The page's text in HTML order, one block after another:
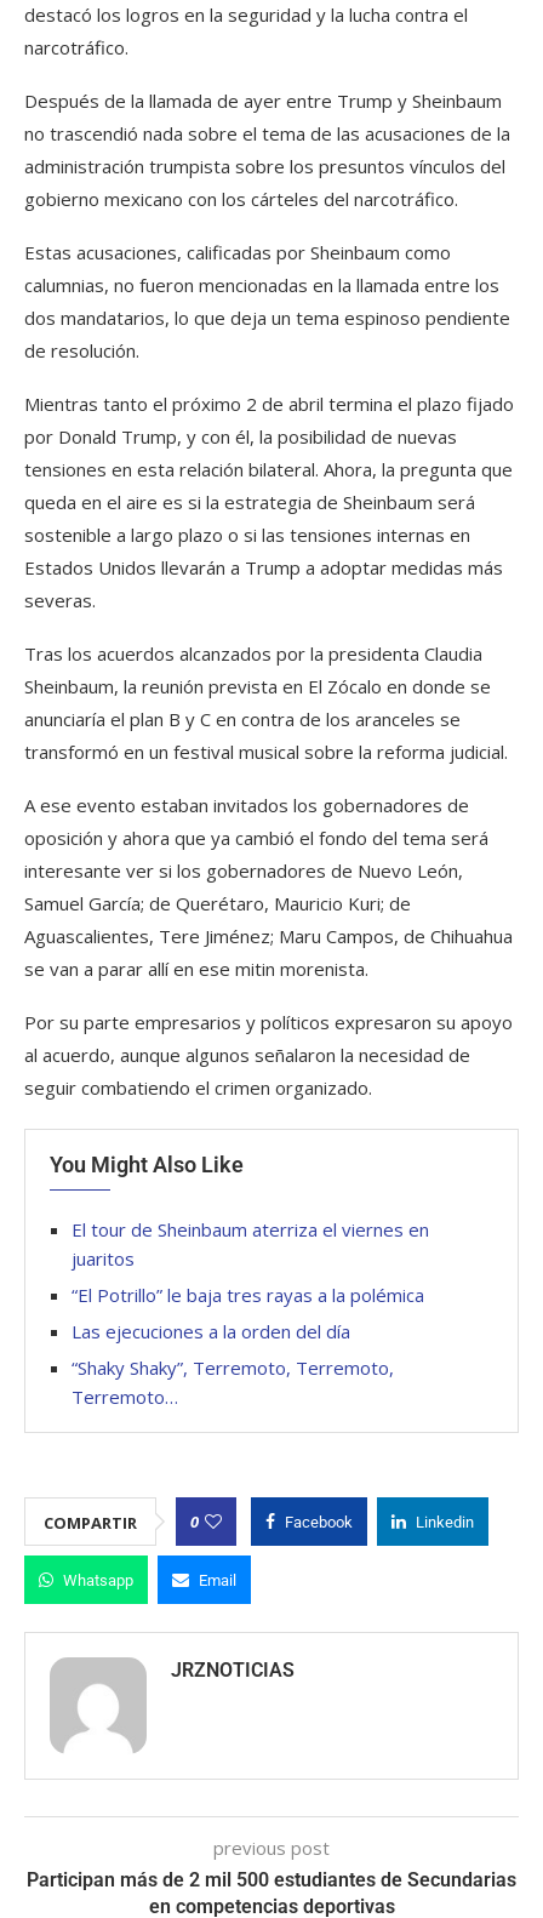
destacó los logros en la seguridad y la lucha contra el
narcotráfico.
Después de la llamada de ayer entre Trump y Sheinbaum
no trascendió nada sobre el tema de las acusaciones de la
administración trumpista sobre los presuntos vínculos del
gobierno mexicano con los cárteles del narcotráfico.
Estas acusaciones, calificadas por Sheinbaum como
calumnias, no fueron mencionadas en la llamada entre los
dos mandatarios, lo que deja un tema espinoso pendiente
de resolución.
Mientras tanto el próximo 2 de abril termina el plazo fijado
por Donald Trump, y con él, la posibilidad de nuevas
tensiones en esta relación bilateral. Ahora, la pregunta que
queda en el aire es si la estrategia de Sheinbaum será
sostenible a largo plazo o si las tensiones internas en
Estados Unidos llevarán a Trump a adoptar medidas más
severas.
Tras los acuerdos alcanzados por la presidenta Claudia
Sheinbaum, la reunión prevista en El Zócalo en donde se
anunciaría el plan B y C en contra de los aranceles se
transformó en un festival musical sobre la reforma judicial.
A ese evento estaban invitados los gobernadores de
oposición y ahora que ya cambió el fondo del tema será
interesante ver si los gobernadores de Nuevo León,
Samuel García; de Querétaro, Mauricio Kuri; de
Aguascalientes, Tere Jiménez; Maru Campos, de Chihuahua
se van a parar allí en ese mitin morenista.
Por su parte empresarios y políticos expresaron su apoyo
al acuerdo, aunque algunos señalaron la necesidad de
seguir combatiendo el crimen organizado.
You Might Also Like
El tour de Sheinbaum aterriza el viernes en
juaritos
“El Potrillo” le baja tres rayas a la polémica
Las ejecuciones a la orden del día
“Shaky Shaky”, Terremoto, Terremoto,
Terremoto…
COMPARTIR 0 Facebook Linkedin
Whatsapp Email
JRZNOTICIAS
previous post
Participan más de 2 mil 500 estudiantes de Secundarias
en competencias deportivas